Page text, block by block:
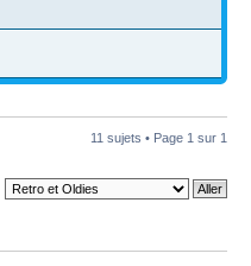
11 sujets • Page 1 sur 1